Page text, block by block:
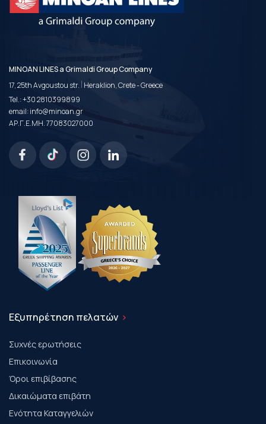
MINOAN LINES a Grimaldi Group Company
17, 25th Avgoustou str. | Heraklion, Crete - Greece
Tel.:+30 2810399899
email:info@minoan.gr
ΑΡ.Γ.Ε.ΜΗ. 77083027000
Εξυπηρέτηση πελατών
Συχνές ερωτήσεις
Επικοινωνία
Όροι επιβίβασης
Δικαιώματα επιβάτη
Ενότητα Καταγγελιών